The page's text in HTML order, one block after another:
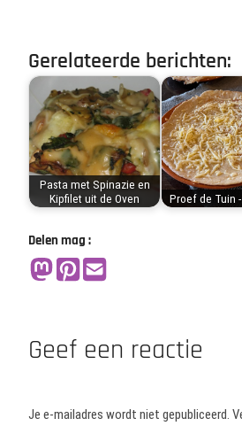
Gerelateerde berichten:
Pasta met Spinazie en
Kipfilet uit de Oven
Proef de Tuin
Delen mag :
Geef een reactie
Je e-mailadres wordt niet gepubliceerd.